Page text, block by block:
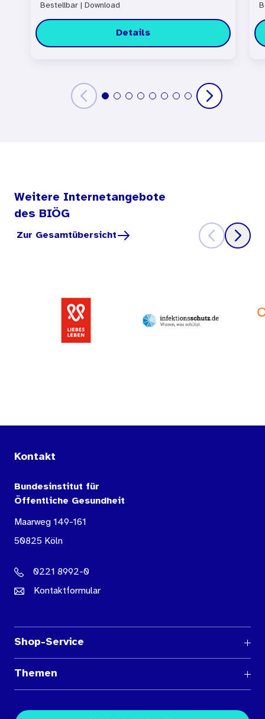
Bestellbar | Download
Details
Weitere Internetangebote
des BIÖG
Zur Gesamtübersicht
Kontakt
Bundesinstitut für
Öffentliche Gesundheit
Maarweg 149-161
50825 Köln
0221 8992-0
Kontaktformular
Shop-Service
Medienübersichten
Themen